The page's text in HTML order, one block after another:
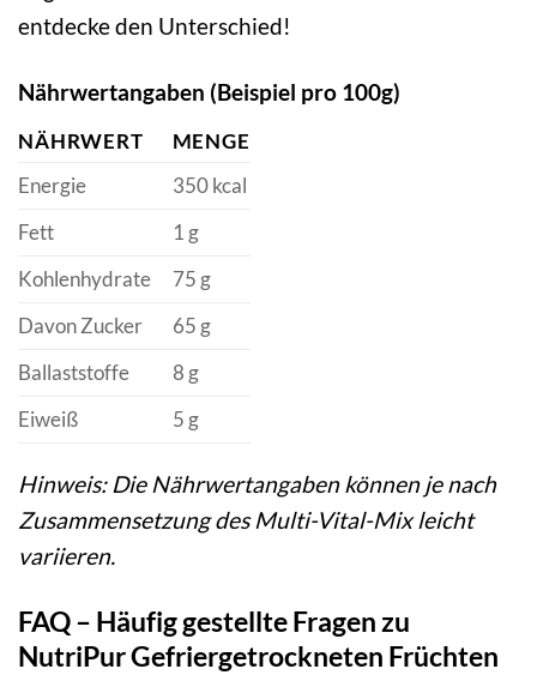
entdecke den Unterschied!
Nährwertangaben (Beispiel pro 100g)
NÄHRWERT
MENGE
Energie
350 kcal
Fett
1 g
Kohlenhydrate
75 g
Davon Zucker
65 g
Ballaststoffe
8 g
Eiweiß
5 g
Hinweis: Die Nährwertangaben können je nach
Zusammensetzung des Multi-Vital-Mix leicht
variieren.
FAQ – Häufig gestellte Fragen zu
NutriPur Gefriergetrockneten Früchten